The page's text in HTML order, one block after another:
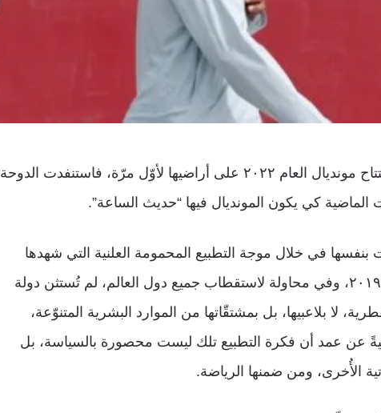
كانت قطر تحضّر منذ سنوات عدّة لافتتاح مونديال العام ٢٠٢٢ على أراضيها لأوّل مرّة، فاستنفدت الدوحة
كي يكون المونديال فيها “حديث الساعة”.
في خلال موجة التطبيع المحمومة العلنية التي شهدها
الخليج وبعض دول المنطقة منذ العام ٢٠١٩، وفي محاولة لاستقطاب جميع دول العالم، لم تُستثن دولة
لا بلاعبيها، بل بمشتقّاتها من الموارد البشرية المتنوّعة،
عن عمد أن فكرة التطبيع تلك ليست محصورة بالسياسة، بل
الأُخرى، ومن ضمنها الرياضة.